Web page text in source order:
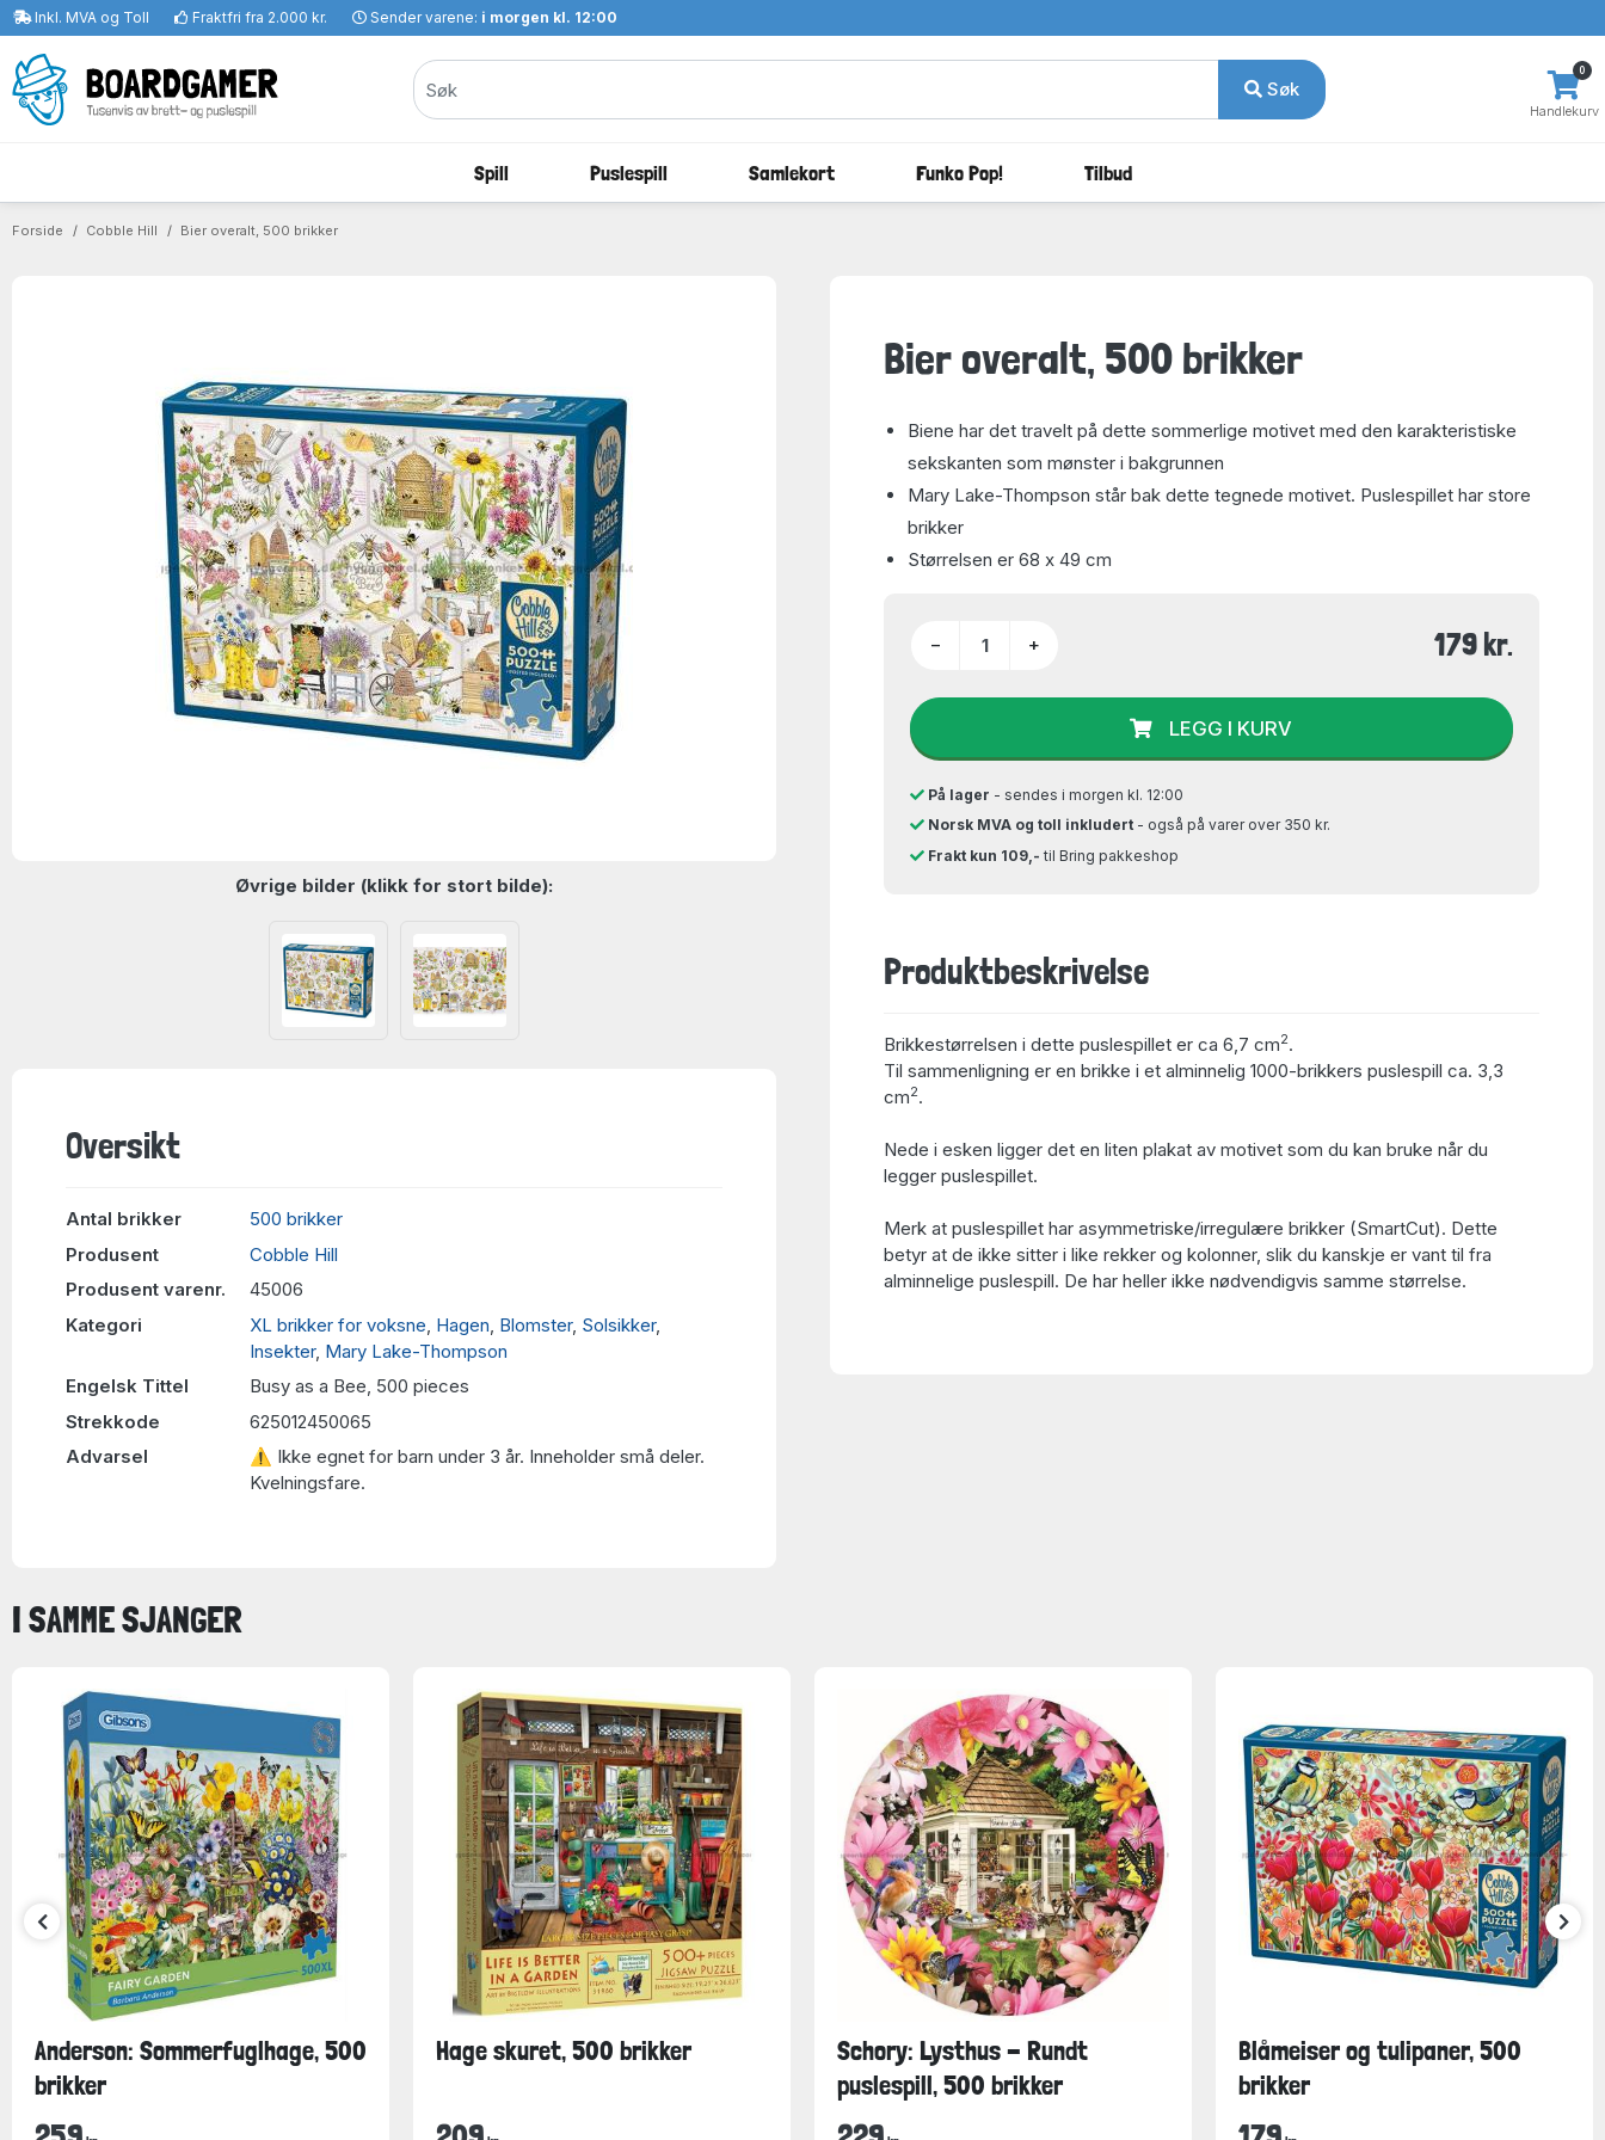
Inkl. MVA og Toll Fraktfri fra 2.000 kr. Sender varene: i morgen kl. 12:00
Søk
Handlekurv
0
Spill Puslespill Samlekort Funko Pop! Tilbud
Forside Cobble Hill Bier overalt, 500 brikker
Øvrige bilder (klikk for stort bilde):
Oversikt
Antal brikker
500 brikker
Produsent
Cobble Hill
Produsent varenr.
45006
Kategori
XL brikker for voksne Hagen Blomster, Solsikker,
Insekter, Mary Lake-Thompson
Engelsk Tittel
Busy as a Bee, 500 pieces
Strekkode
625012450065
Advarsel
⚠ Ikke egnet for barn under 3 år. Inneholder små deler.
Kvelningsfare.
Bier overalt, 500 brikker
Biene har det travelt på dette sommerlige motivet med den karakteristiske
sekskanten som mønster i bakgrunnen
Mary Lake-Thompson står bak dette tegnede motivet. Puslespillet har store
brikker
Størrelsen er 68 x 49 cm
− + 179 kr.
LEGG I KURV
På lager - sendes i morgen kl. 12:00
Norsk MVA og toll inkludert - også på varer over 350 kr.
Frakt kun 109,- til Bring pakkeshop
Produktbeskrivelse
Brikkestørrelsen i dette puslespillet er ca 6,7 cm2.
Til sammenligning er en brikke i et alminnelig 1000-brikkers puslespill ca. 3,3
cm2.
Nede i esken ligger det en liten plakat av motivet som du kan bruke når du
legger puslespillet.
Merk at puslespillet har asymmetriske/irregulære brikker (SmartCut). Dette
betyr at de ikke sitter i like rekker og kolonner, slik du kanskje er vant til fra
alminnelige puslespill. De har heller ikke nødvendigvis samme størrelse.
I SAMME SJANGER
Anderson: Sommerfuglhage, 500
brikker
Hage skuret, 500 brikker
Schory: Lysthus - Rundt
puslespill, 500 brikker
Blåmeiser og tulipaner, 500
brikker